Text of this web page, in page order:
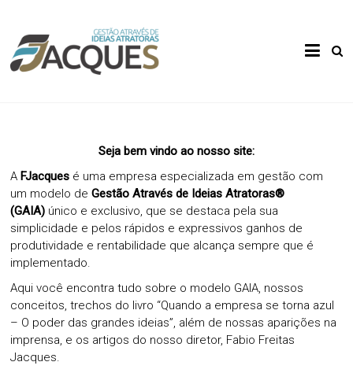
content
FJacques
Através
de Ideias
Atratoras
Seja bem vindo ao nosso site:
AFJacques é uma empresa especializada em gestão com
um modelo deGestão Através de Ideias Atratoras®
(GAIA) único e exclusivo, que se destaca pela sua
simplicidade e pelos rápidos e expressivos ganhos de
produtividade e rentabilidade que alcança sempre que é
implementado.
Aqui você encontra tudo sobre o modelo GAIA, nossos
conceitos, trechos do livro “Quando a empresa se torna azul
– O poder das grandes ideias”, além de nossas aparições na
imprensa, e os artigos do nosso diretor, Fabio Freitas
Jacques.